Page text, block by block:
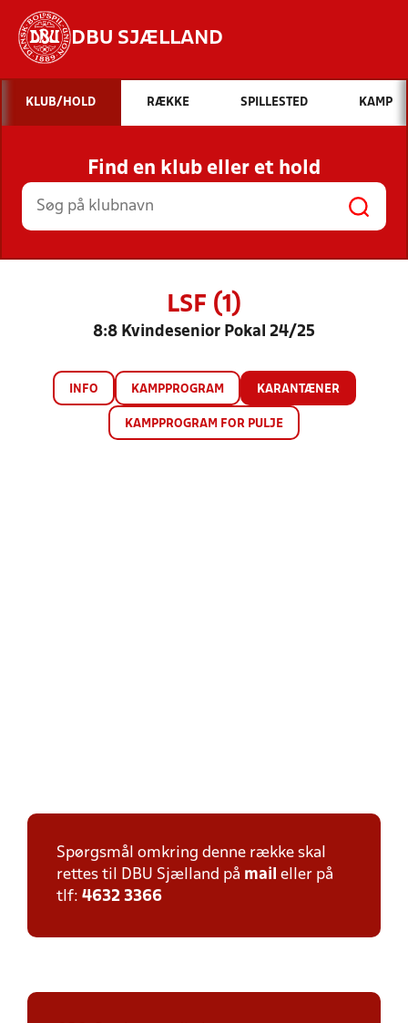
DBU SJÆLLAND
Hvad vil du søge efter?
INDHOLD OG NYHEDER
STILLINGER, RESULTATER, KLUBBER OG
HOLD
KLUB/HOLD RÆKKE SPILLESTED KAMP
Find en klub eller et hold
LSF (1)
8:8 Kvindesenior Pokal 24/25
INFO KAMPPROGRAM KARANTÆNER
KAMPPROGRAM FOR PULJE
Spørgsmål omkring denne række skal
rettes til DBU Sjælland på mail eller på
tlf: 4632 3366